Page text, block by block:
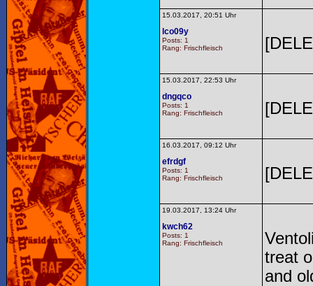
15.03.2017, 20:51 Uhr
lco09y
Posts: 1
Rang: Frischfleisch
15.03.2017, 22:53 Uhr
dngqco
Posts: 1
Rang: Frischfleisch
16.03.2017, 09:12 Uhr
efrdgf
Posts: 1
Rang: Frischfleisch
19.03.2017, 13:24 Uhr
kwch62
Posts: 1
Rang: Frischfleisch
treat
and